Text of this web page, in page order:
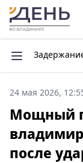
24 мая 2026,
Мощный
после